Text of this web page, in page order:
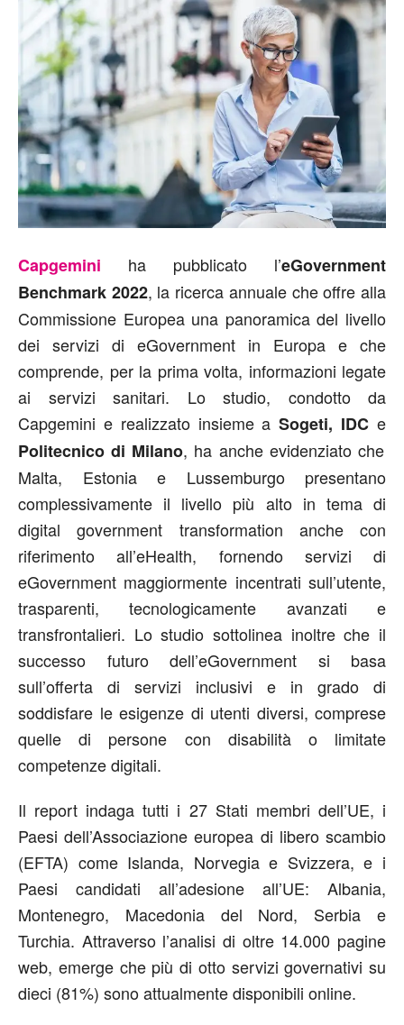
Capgemini ha pubblicato l’eGovernment
Benchmark 2022, la ricerca annuale che offre alla
Commissione Europea una panoramica del livello
dei servizi di eGovernment in Europa e che
comprende, per la prima volta, informazioni legate
ai servizi sanitari. Lo studio, condotto da
Capgemini e realizzato insieme aSogeti, IDCe
Politecnico di Milano, ha anche evidenziato che
Malta, Estonia e Lussemburgo presentano
complessivamente il livello più alto in tema di
digital government transformation anche con
riferimento all’eHealth, fornendo servizi di
eGovernment maggiormente incentrati sull’utente,
trasparenti, tecnologicamente avanzati e
transfrontalieri. Lo studio sottolinea inoltre che il
successo futuro dell’eGovernment si basa
sull’offerta di servizi inclusivi e in grado di
soddisfare le esigenze di utenti diversi, comprese
quelle di persone con disabilità o limitate
competenze digitali.
Il report indaga tutti i 27 Stati membri dell’UE, i
Paesi dell’Associazione europea di libero scambio
(EFTA) come Islanda, Norvegia e Svizzera, e i
Paesi candidati all’adesione all’UE: Albania,
Montenegro, Macedonia del Nord, Serbia e
Turchia. Attraverso l’analisi di oltre 14.000 pagine
web, emerge che più di otto servizi governativi su
dieci (81%) sono attualmente disponibili online.